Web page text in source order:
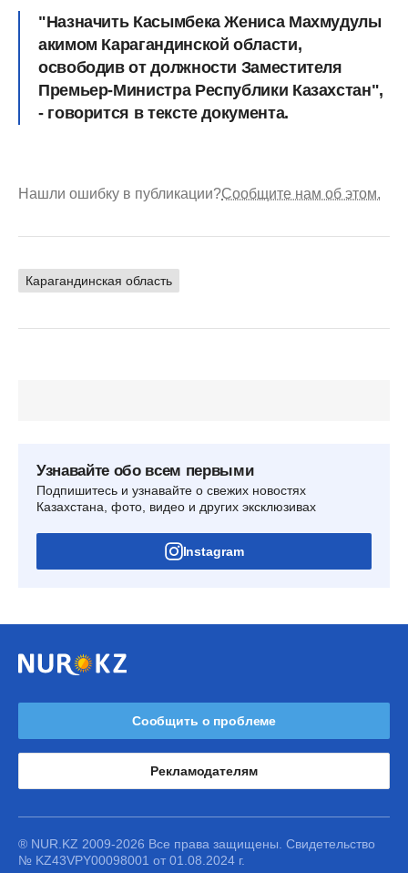
"Назначить Касымбека Жениса Махмудулы
акимом Карагандинской области,
освободив от должности Заместителя
Премьер-Министра Республики Казахстан",
- говорится в тексте документа.
Нашли ошибку в публикации?Сообщите нам об этом.
Карагандинская область
Узнавайте обо всем первыми
Подпишитесь и узнавайте о свежих новостях
Казахстана, фото, видео и других эксклюзивах
Instagram
Сообщить о проблеме
Рекламодателям
® NUR.KZ 2009-2026 Все права защищены. Свидетельство
№ KZ43VPY00098001 от 01.08.2024 г.